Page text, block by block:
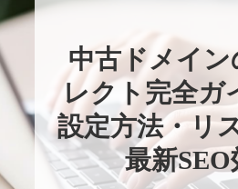
中古ドメイン
レクト完全ガ
設定方法・リ
最新SEO